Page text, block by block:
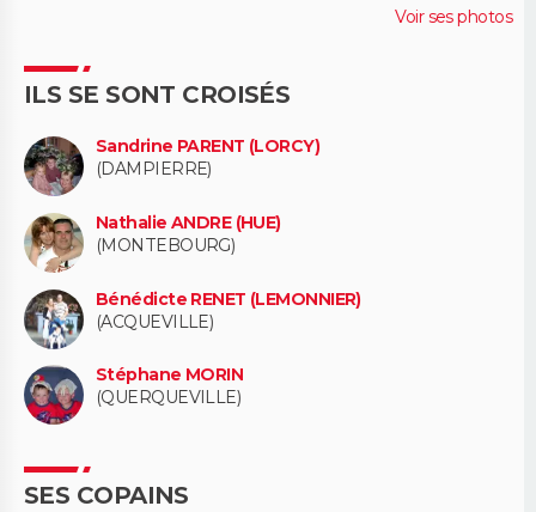
Voir ses photos
ILS SE SONT CROISÉS
Sandrine PARENT (LORCY)
(DAMPIERRE)
Nathalie ANDRE (HUE)
(MONTEBOURG)
Bénédicte RENET (LEMONNIER)
(ACQUEVILLE)
Stéphane MORIN
(QUERQUEVILLE)
SES COPAINS